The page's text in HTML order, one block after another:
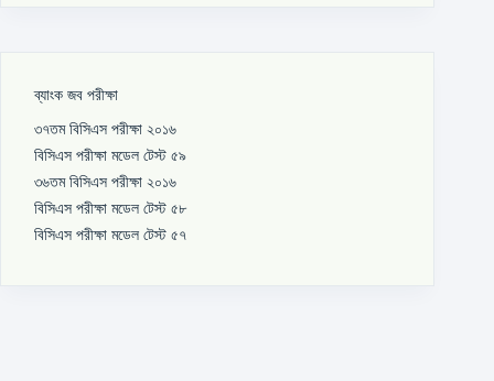
ব্যাংক জব পরীক্ষা
৩৭তম বিসিএস পরীক্ষা ২০১৬
বিসিএস পরীক্ষা মডেল টেস্ট ৫৯
৩৬তম বিসিএস পরীক্ষা ২০১৬
বিসিএস পরীক্ষা মডেল টেস্ট ৫৮
বিসিএস পরীক্ষা মডেল টেস্ট ৫৭